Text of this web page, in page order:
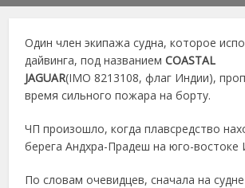
Один член экипажа судна, которое
дайвинга, под названиемCOASTAL
JAGUAR(IMO 8213108, флаг Индии),
время сильного пожара на борту.
ЧП произошло, когда плавсредство
берега Андхра-Прадеш на юго-востоке
По словам очевидцев, сначала на